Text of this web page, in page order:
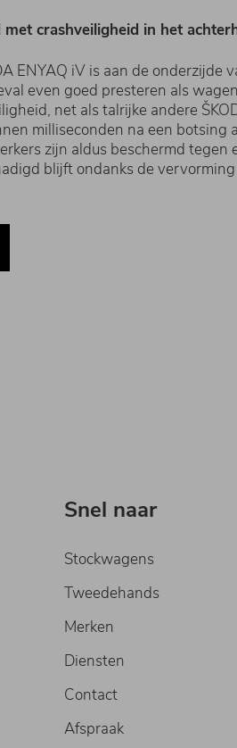
crashveiligheid in het
ENYAQ iV is aan de
even goed presteren als
net als talrijke andere
milliseconden na een
zijn aldus beschermd
blijft ondanks de
Snel naar
Stockwagens
Tweedehands
Merken
Diensten
Contact
Afspraak